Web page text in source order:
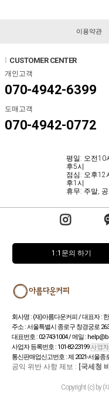
이용약관
CUSTOMER CENTER
개인고객
070-4942-6399
도매고객
070-4942-0772
평일: 오전10
후5시
점심: 오후12
후1시
휴무: 주말,
1:1문의 하기
회사명 : (재)아름다운커피 / 대표자 :
주소 : 서울특별시 종로구 창경궁로
대표번호 : 02-743-1004 / 메일 :
사업자 등록번호 : 101-82-23199
통신판매업신고번호 : 제 2021-서울종
공익 위반 사항 제보 : [국세청
Copyright (c) by